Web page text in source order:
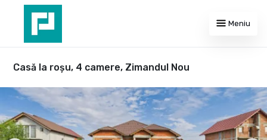
Meniu
Casă la roșu, 4 camere, Zimandul Nou